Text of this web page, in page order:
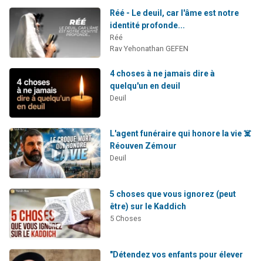
Réé - Le deuil, car l'âme est notre
identité profonde...
Réé
Rav Yehonathan GEFEN
4 choses à ne jamais dire à
quelqu'un en deuil
Deuil
L'agent funéraire qui honore la vie ☠️
Réouven Zémour
Deuil
5 choses que vous ignorez (peut
être) sur le Kaddich
5 Choses
"Détendez vos enfants pour élever